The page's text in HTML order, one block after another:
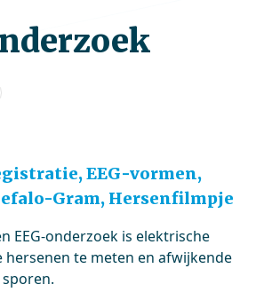
EEG-vormen,
Gram, Hersenfilmpje
EEG-onderzoek is elektrische
hersenen te meten en afwijkende